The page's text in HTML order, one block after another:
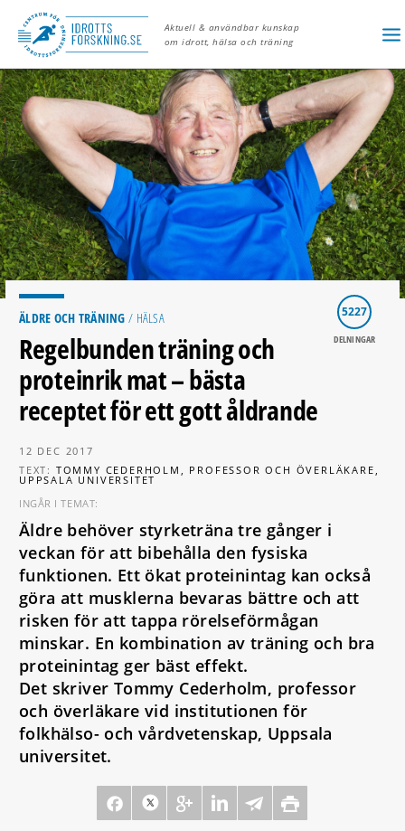
Aktuell & användbar kunskap
om idrott, hälsa och träning
5227
DELNINGAR
ÄLDRE OCH TRÄNING/ HÄLSA
Regelbunden träning och
proteinrik mat – bästa
receptet för ett gott åldrande
12 DEC 2017
TEXT: TOMMY CEDERHOLM, PROFESSOR OCH ÖVERLÄKARE,
UPPSALA UNIVERSITET
INGÅR I TEMAT:
Äldre behöver styrketräna tre gånger i
veckan för att bibehålla den fysiska
funktionen. Ett ökat proteinintag kan också
göra att musklerna bevaras bättre och att
risken för att tappa rörelseförmågan
minskar. En kombination av träning och bra
proteinintag ger bäst effekt.
Det skriver Tommy Cederholm, professor
och överläkare vid institutionen för
folkhälso- och vårdvetenskap, Uppsala
universitet.